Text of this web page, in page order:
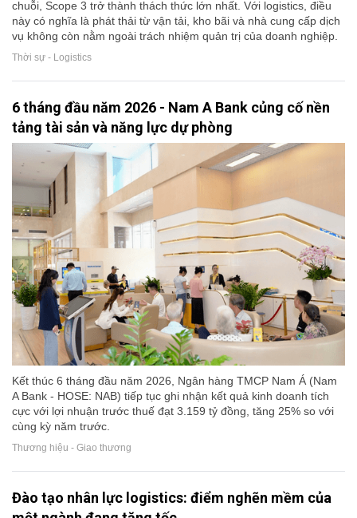
chuỗi, Scope 3 trở thành thách thức lớn nhất. Với logistics, điều
này có nghĩa là phát thải từ vận tải, kho bãi và nhà cung cấp dịch
vụ không còn nằm ngoài trách nhiệm quản trị của doanh nghiệp.
Thời sự - Logistics
6 tháng đầu năm 2026 - Nam A Bank củng cố nền
tảng tài sản và năng lực dự phòng
Kết thúc 6 tháng đầu năm 2026, Ngân hàng TMCP Nam Á (Nam
A Bank - HOSE: NAB) tiếp tục ghi nhận kết quả kinh doanh tích
cực với lợi nhuận trước thuế đạt 3.159 tỷ đồng, tăng 25% so với
cùng kỳ năm trước.
Thương hiệu - Giao thương
Đào tạo nhân lực logistics: điểm nghẽn mềm của